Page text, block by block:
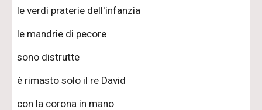
le verdi praterie dell'infanzia
le mandrie di pecore
sono distrutte
è rimasto solo il re David
con la corona in mano